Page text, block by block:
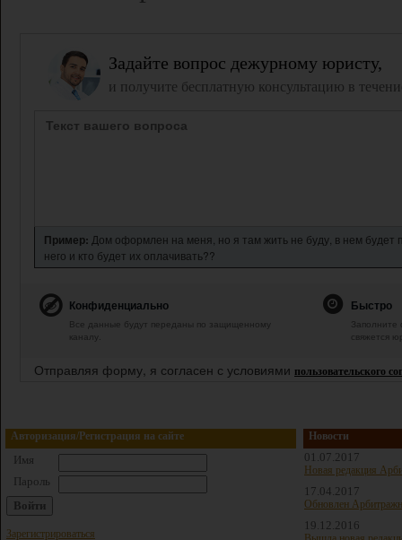
Задайте вопрос дежурному юристу,
и получите бесплатную консультацию в
Пример: Дом оформлен на меня, но я там жить не буду, в нем будет
него и кто будет их оплачивать??
Конфиденциально
Все данные будут переданы по защищенному
каналу.
Быстро
свяжется
Отправляя форму, я согласен с условиями пользовательского
Авторизация/Регистрация на сайте
Имя
Пароль
Зарегистрироваться
Новости
01.07.2017
Новая редакция
17.04.2017
Обновлен
19.12.2016